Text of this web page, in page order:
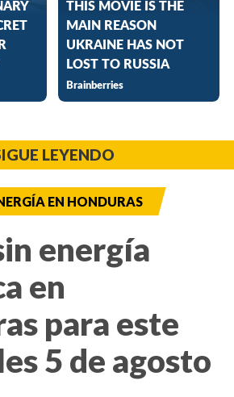
LEYENDO
EN HONDURAS
energía
en
para este
5 de agosto